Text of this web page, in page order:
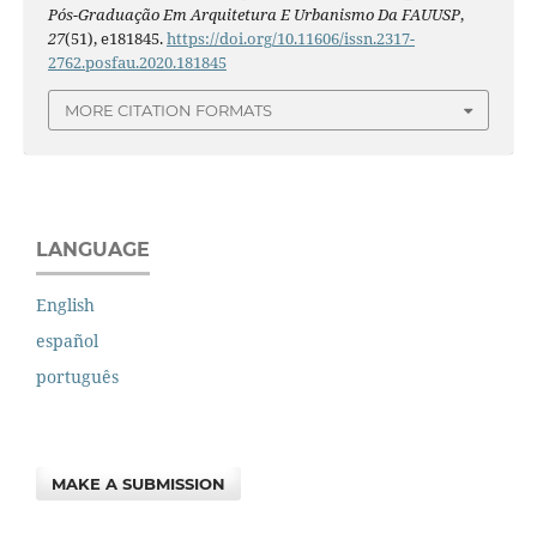
Pós-Graduação Em Arquitetura E Urbanismo Da FAUUSP,
27(51), e181845.https://doi.org/10.11606/issn.2317-
2762.posfau.2020.181845
MORE CITATION FORMATS
LANGUAGE
English
español
português
MAKE A SUBMISSION